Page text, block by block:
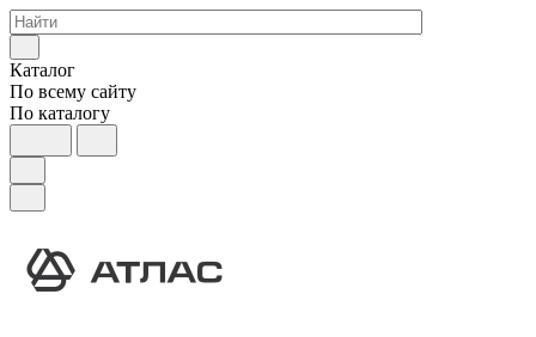
Каталог
По всему сайту
По каталогу